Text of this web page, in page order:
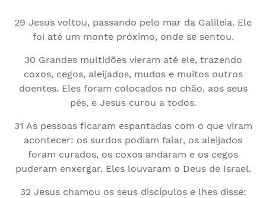
29 Jesus voltou, passando pelo mar da Galileia. Ele
foi até um monte próximo, onde se sentou.
30 Grandes multidões vieram até ele, trazendo
coxos, cegos, aleijados, mudos e muitos outros
doentes. Eles foram colocados no chão, aos seus
pés, e Jesus curou a todos.
31 As pessoas ficaram espantadas com o que viram
acontecer: os surdos podiam falar, os aleijados
foram curados, os coxos andaram e os cegos
puderam enxergar. Eles louvaram o Deus de Israel.
32 Jesus chamou os seus discípulos e lhes disse: